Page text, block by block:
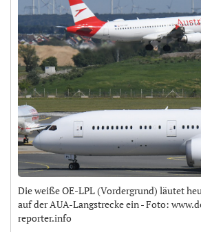
Die weiße OE-LPL (Vordergrund) läutet
auf der AUA-Langstrecke ein - Foto:
reporter.info